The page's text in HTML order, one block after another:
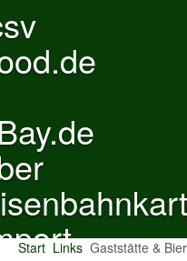
Start Links Gaststätte &